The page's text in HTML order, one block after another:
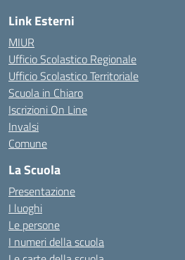
Link Esterni
MIUR
Ufficio Scolastico Regionale
Ufficio Scolastico Territoriale
Scuola in Chiaro
Iscrizioni On Line
Invalsi
Comune
La Scuola
Presentazione
I luoghi
Le persone
I numeri della scuola